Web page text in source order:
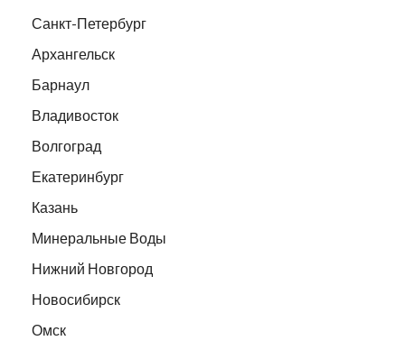
Санкт-Петербург
Архангельск
Барнаул
Владивосток
Волгоград
Екатеринбург
Казань
Минеральные Воды
Нижний Новгород
Новосибирск
Омск